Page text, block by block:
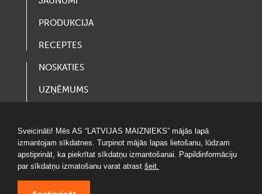
PRODUKCIJA
RECEPTES
NOSKATIES
UZŅĒMUMS
LOTERIJAS
Sveicināti! Mēs AS “LATVIJAS MAIZNIEKS” mājās lapā
izmantojam sīkdatnes. Turpinot mājās lapas lietošanu, lūdzam
apstiprināt, ka piekrītat sīkdatņu izmantošanai. Papildinformāciju
par sīkdatņu izmatošanu varat atrast šeit.